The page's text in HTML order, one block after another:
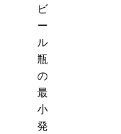
ビ
ー
ル
瓶
の
最
小
発